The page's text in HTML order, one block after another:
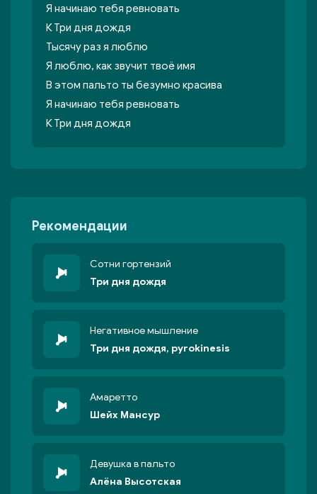
Я начинаю тебя ревновать
К Три дня дождя
Тысячу раз я люблю
Я люблю, как звучит твоё имя
В этом пальто ты безумно красива
Я начинаю тебя ревновать
К Три дня дождя
Рекомендации
Сотни гортензий
Три дня дождя
Негативное мышление
Три дня дождя, pyrokinesis
Амаретто
Шейх Мансур
Девушка в пальто
Алёна Высотская